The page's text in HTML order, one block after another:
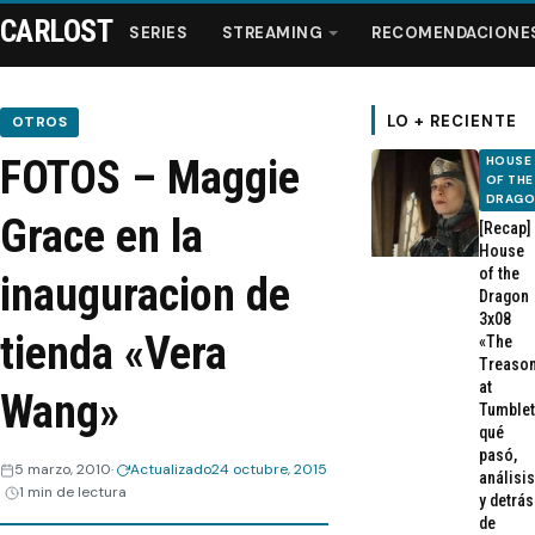
Series
Streaming
Recomendaciones
Webisodios
CARLOST SERIES STREAMING
OTROS
FOTOS – Maggie
Grace en la
inauguracion de
tienda «Vera
Wang»
5 marzo, 2010 Actualizado24 octubre, 2015
1 min de lectura
LO + RECIENTE
HOUSE
OF THE
[Recap]
House
of the
Dragon
3x08
«The
at
qué
pasó,
análisis
y detrás
de